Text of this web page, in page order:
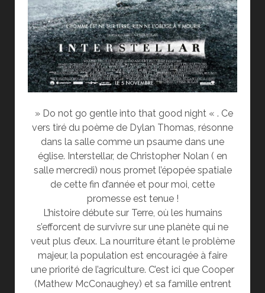
» Do not go gentle into that good night « . Ce
vers tiré du poème de Dylan Thomas, résonne
dans la salle comme un psaume dans une
église. Interstellar, de Christopher Nolan ( en
salle mercredi) nous promet l’épopée spatiale
de cette fin d’année et pour moi, cette
promesse est tenue !
L’histoire débute sur Terre, où les humains
s’efforcent de survivre sur une planète qui ne
veut plus d’eux. La nourriture étant le problème
majeur, la population est encouragée à faire
une priorité de l’agriculture. C’est ici que Cooper
(Mathew McConaughey) et sa famille entrent